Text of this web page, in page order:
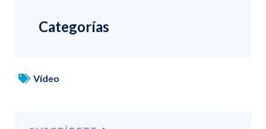
Categorías
Vídeo